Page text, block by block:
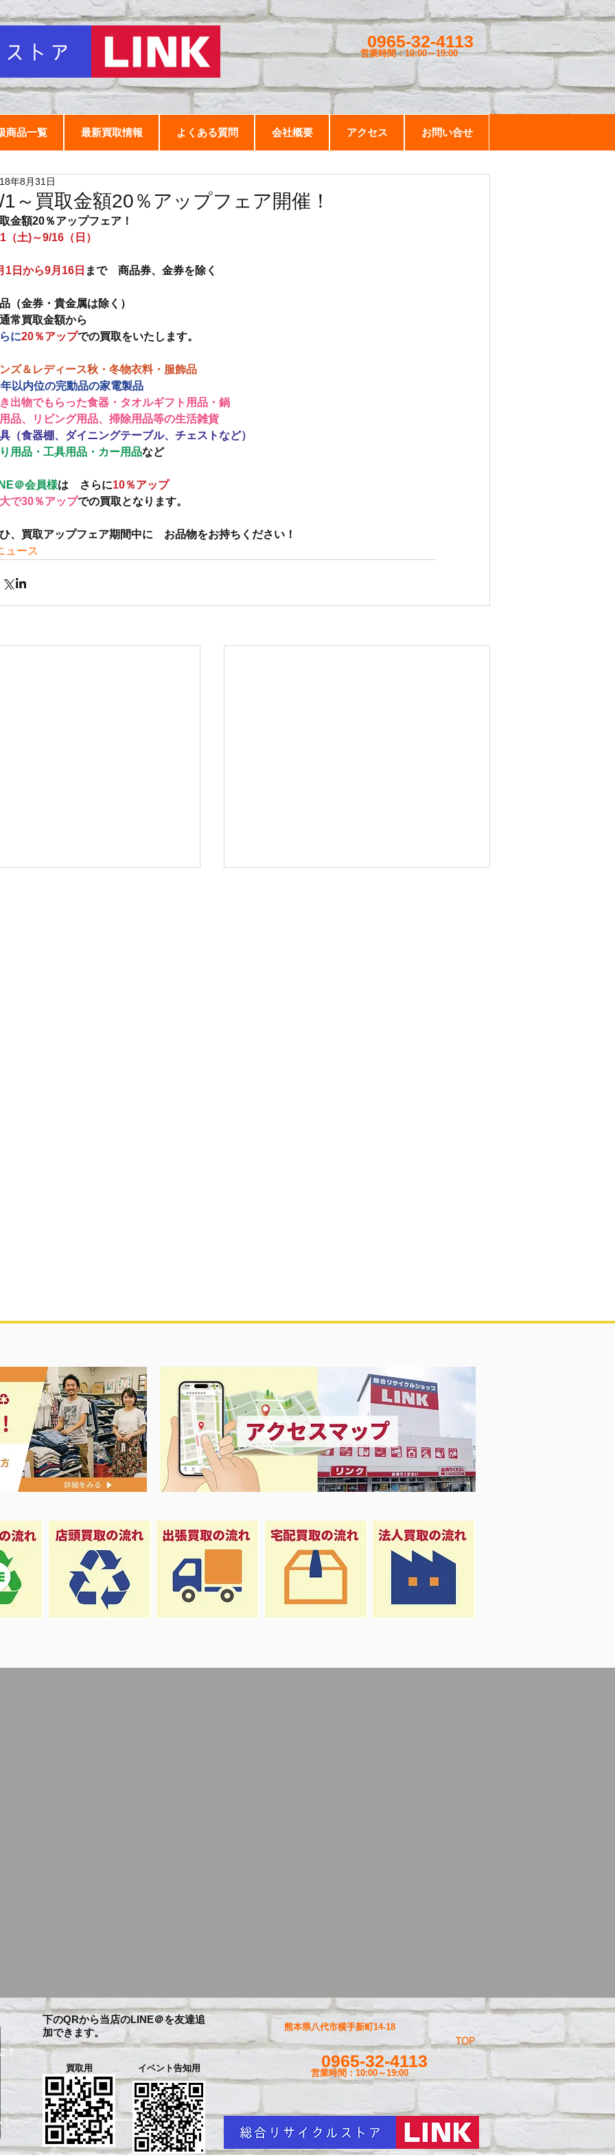
0965-32-4113
営業時間：10:00～19:00
商品一覧 最新買取情報 よくある質問 会社概要 アクセス お問い合せ
1～買取金額20％アップフェア開催！
年8月31日
金額20％アップフェア！
（土)～9/16（日）
1日から9月16日 まで　商品券、金券を除く
（金券・貴金属は除く）
買取金額から
に20％アップでの買取をいたします。
ズ＆レディース秋・冬物衣料・服飾品
以内位の完動品の家電製品
出物でもらった食器・タオルギフト用品・鍋
品、リビング用品、掃除用品等の生活雑貨
（食器棚、ダイニングテーブル、チェストなど）
用品・工具用品・カー用品など
＠会員様は　さらに10％アップ
で30％アップでの買取となります。
、買取アップフェア期間中に　お品物をお持ちください！
ュース
！
下のQRから当店のLINE＠を友達追
加できます。
買取用 イベント告知用
TOP
0965-32-4113
営業時間：10:00～19:00
熊本県八代市横手新町14-18